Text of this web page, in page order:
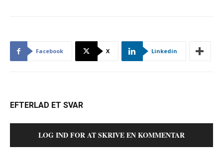
Facebook X Linkedin
EFTERLAD ET SVAR
LOG IND FOR AT SKRIVE EN KOMMENTAR